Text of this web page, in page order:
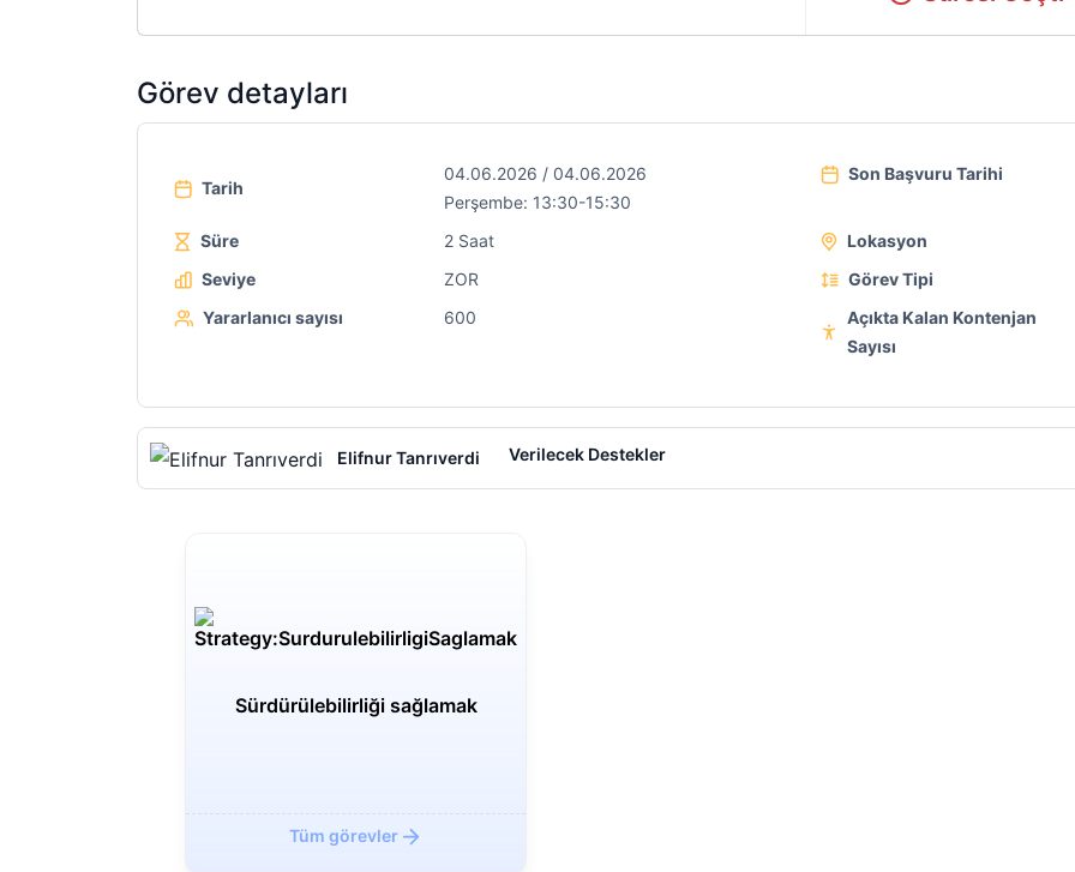
Görev detayları
Tarih
04.06.2026 / 04.06.2026
Perşembe: 13:30-15:30
Son Başvuru Tarihi
Süre 2 Saat Lokasyon
Seviye
ZOR Görev Tipi
Yararlanıcı sayısı
600
Açıkta Kalan Kontenjan
Sayısı
Elifnur Tanrıverdi Verilecek Destekler
Sürdürülebilirliği sağlamak
Tüm görevler